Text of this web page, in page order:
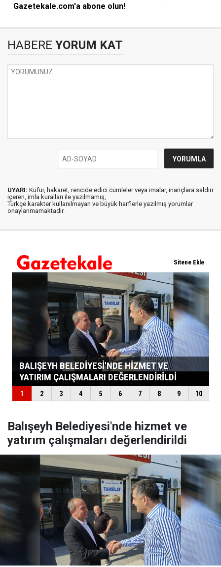
Gazetekale.com'a abone olun!
HABERE YORUM KAT
UYARI: Küfür, hakaret, rencide edici cümleler veya imalar, inançlara saldırı
içeren, imla kuralları ile yazılmamış,
Türkçe karakter kullanılmayan ve büyük harflerle yazılmış yorumlar
onaylanmamaktadır.
Balışeyh Belediyesi'nde hizmet ve
yatırım çalışmaları değerlendirildi